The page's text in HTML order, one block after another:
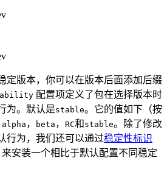
定版本，你可以在版本后面添加后缀
配置项定义了包在选择版本时
为。默认是stable。它的值如下（按
alpha ， beta ， RC和 stable。除了修改
行为，我们还可以通过稳定性标识
来安装一个相比于默认配置不同稳定